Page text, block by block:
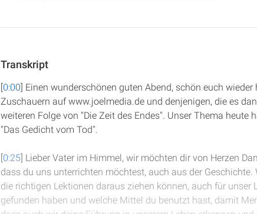
Transkript
[0:00] Einen wunderschönen guten Abend, schön euch
Zuschauern auf www.joelmedia.de und denjenigen, die es
weiteren Folge von "Die Zeit des Endes". Unser Thema
"Das Gedicht vom Tod".
[0:25] Lieber Vater im Himmel, wir möchten dir von Herzen
dass du uns unterrichten möchtest, auch aus der
die richtigen Lektionen daraus ziehen können, auch für unser
gefunden haben und welche Mittel du benutzt hast, damit